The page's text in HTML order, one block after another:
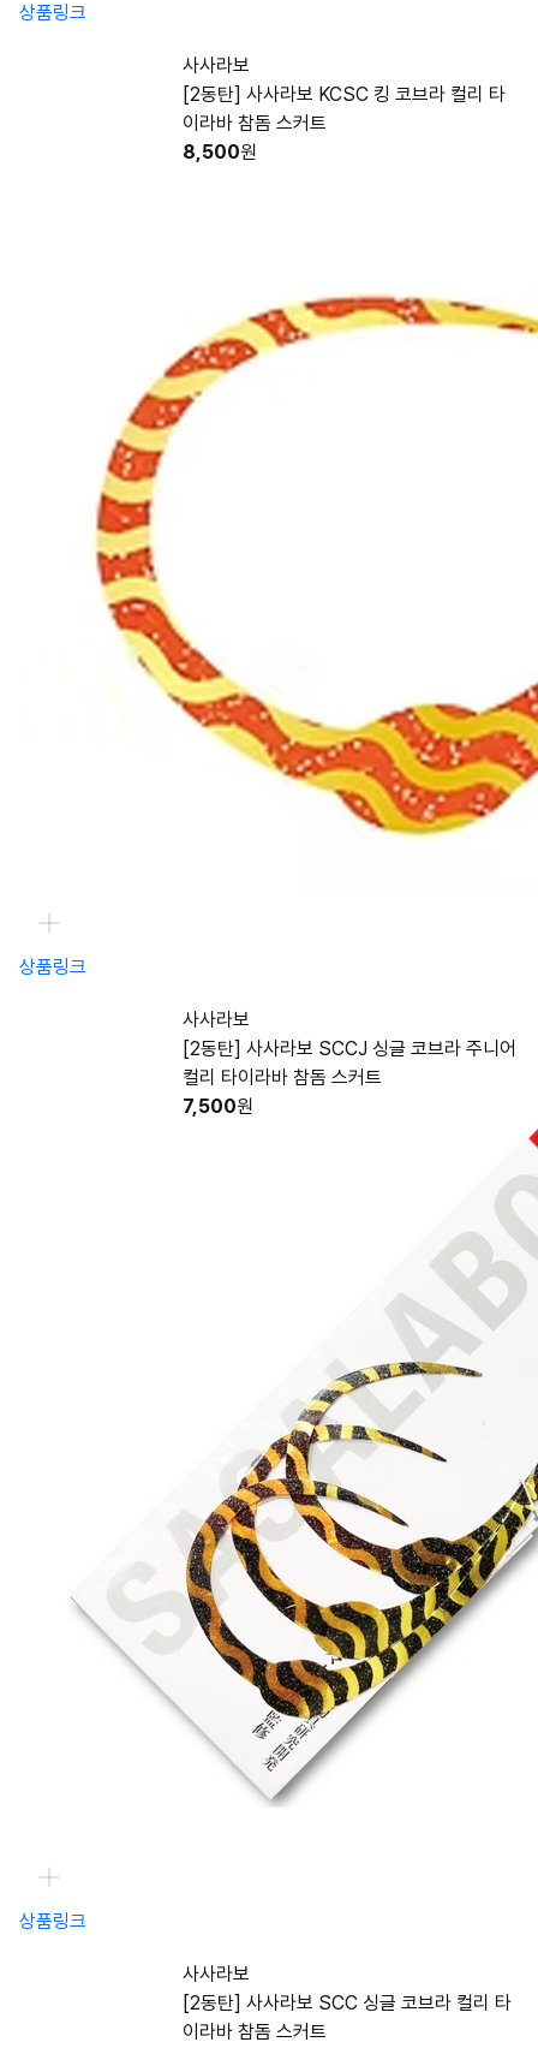
상품링크
사사라보
[2동탄] 사사라보 KCSC 킹 코브라 컬리 타
이라바 참돔 스커트
8,500원
상품링크
사사라보
[2동탄] 사사라보 SCCJ 싱글 코브라 주니어
컬리 타이라바 참돔 스커트
7,500원
상품링크
사사라보
[2동탄] 사사라보 SCC 싱글 코브라 컬리 타
이라바 참돔 스커트